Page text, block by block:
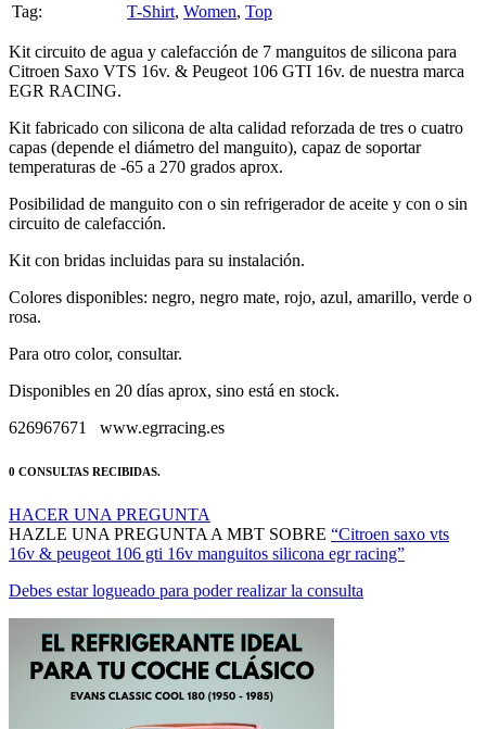
Kit circuito de agua y calefacción de 7 manguitos de silicona para
Citroen Saxo VTS 16v. & Peugeot 106 GTI 16v. de nuestra marca
EGR RACING.
Kit fabricado con silicona de alta calidad reforzada de tres o cuatro
capas (depende el diámetro del manguito), capaz de soportar
temperaturas de -65 a 270 grados aprox.
Posibilidad de manguito con o sin refrigerador de aceite y con o sin
circuito de calefacción.
Kit con bridas incluidas para su instalación.
Colores disponibles: negro, negro mate, rojo, azul, amarillo, verde o
rosa.
Para otro color, consultar.
Disponibles en 20 días aprox, sino está en stock.
626967671 www.egrracing.es
HAZLE UNA PREGUNTA A MBT SOBRE
16v & peugeot 106 gti 16v manguitos silicona egr racing”
Debes estar logueado para poder realizar la consulta